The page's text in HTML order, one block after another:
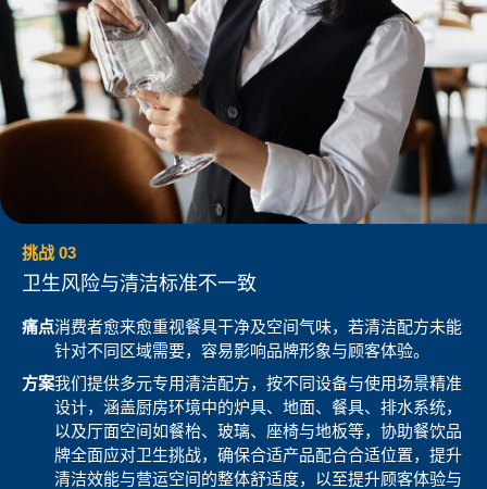
挑战 03
卫生风险与清洁标准不一致
痛点消费者愈来愈重视餐具干净及空间气味，若清洁配方未能
针对不同区域需要，容易影响品牌形象与顾客体验。
方案我们提供多元专用清洁配方，按不同设备与使用场景精准
设计，涵盖厨房环境中的炉具、地面、餐具、排水系统，
以及厅面空间如餐枱、玻璃、座椅与地板等，协助餐饮品
牌全面应对卫生挑战，确保合适产品配合合适位置，提升
清洁效能与营运空间的整体舒适度，以至提升顾客体验与